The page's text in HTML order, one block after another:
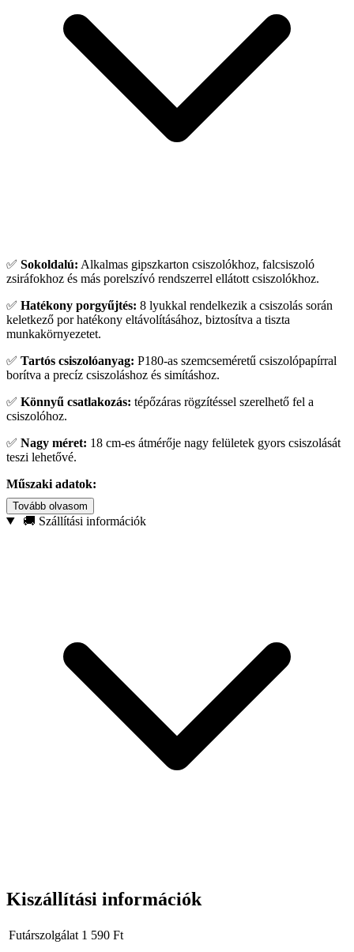
✅ Sokoldalú: Alkalmas gipszkarton csiszolókhoz, falcsiszoló
zsiráfokhoz és más porelszívó rendszerrel ellátott csiszolókhoz.
✅ Hatékony porgyűjtés: 8 lyukkal rendelkezik a csiszolás során
keletkező por hatékony eltávolításához, biztosítva a tiszta
munkakörnyezetet.
✅ Tartós csiszolóanyag: P180-as szemcseméretű csiszolópapírral
borítva a precíz csiszoláshoz és simításhoz.
✅ Könnyű csatlakozás: tépőzáras rögzítéssel szerelhető fel a
csiszolóhoz.
✅ Nagy méret: 18 cm-es átmérője nagy felületek gyors csiszolását
teszi lehetővé.
Műszaki adatok:
Átmérő: 180 mm
Csiszolópapír szemcsemérete: P180
Tovább olvasom
🚚 Szállítási információk
Kiszállítási információk
Futárszolgálat 1 590 Ft